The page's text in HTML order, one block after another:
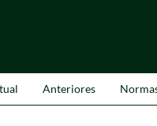
Anteriores